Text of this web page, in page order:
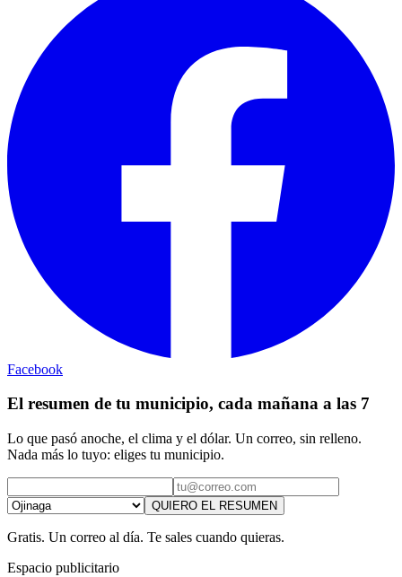
Facebook
El resumen de tu municipio, cada mañana a las 7
Lo que pasó anoche, el clima y el dólar. Un correo, sin relleno.
Nada más lo tuyo: eliges tu municipio.
QUIERO EL RESUMEN
Gratis. Un correo al día. Te sales cuando quieras.
Espacio publicitario